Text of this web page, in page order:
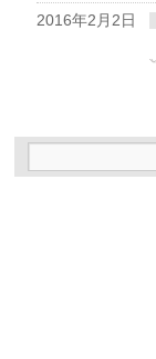
2016年2月2日